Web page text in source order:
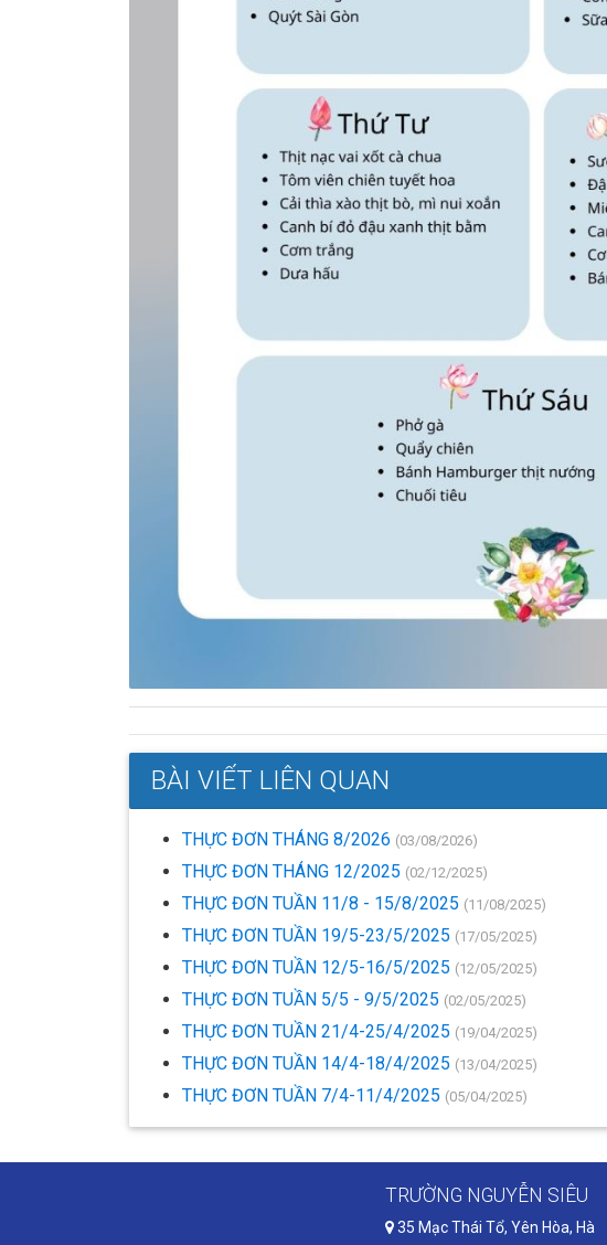
BÀI VIẾT LIÊN QUAN
THỰC ĐƠN THÁNG 8/2026 (03/08/2026)
THỰC ĐƠN THÁNG 12/2025 (02/12/2025)
THỰC ĐƠN TUẦN 11/8 - 15/8/2025 (11/08/2025)
THỰC ĐƠN TUẦN 19/5-23/5/2025 (17/05/2025)
THỰC ĐƠN TUẦN 12/5-16/5/2025 (12/05/2025)
THỰC ĐƠN TUẦN 5/5 - 9/5/2025 (02/05/2025)
THỰC ĐƠN TUẦN 21/4-25/4/2025 (19/04/2025)
THỰC ĐƠN TUẦN 14/4-18/4/2025 (13/04/2025)
THỰC ĐƠN TUẦN 7/4-11/4/2025 (05/04/2025)
TRƯỜNG NGUYỄN SIÊU
35 Mạc Thái Tổ, Yên Hòa, Hà